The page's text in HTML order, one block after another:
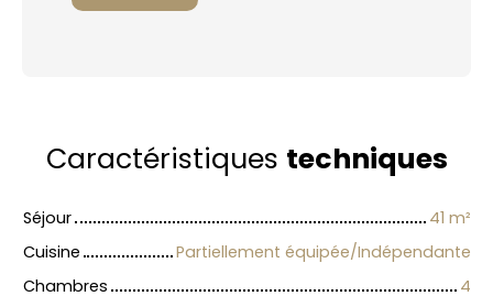
Caractéristiques techniques
Séjour 41 m²
Cuisine
Partiellement équipée/Indépendante
Chambres
4